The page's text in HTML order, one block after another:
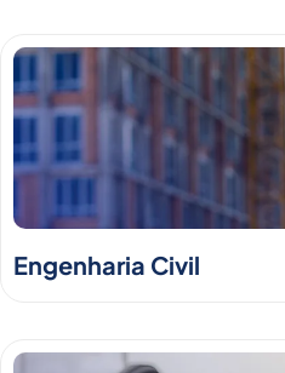
Engenharia Civil